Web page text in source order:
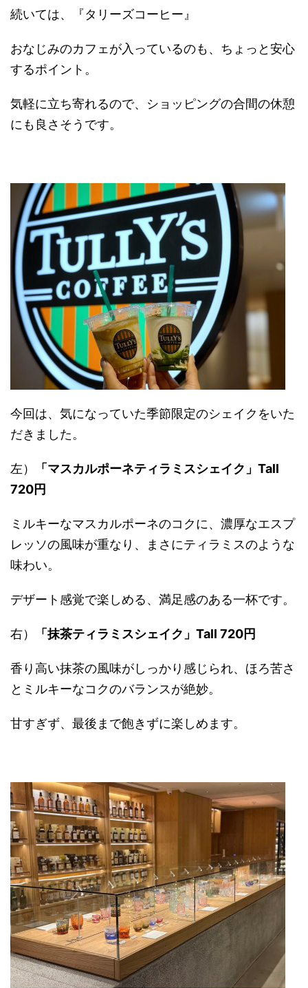
続いては、『タリーズコーヒー』
おなじみのカフェが入っているのも、ちょっと安心
するポイント。
気軽に立ち寄れるので、ショッピングの合間の休憩
にも良さそうです。
今回は、気になっていた季節限定のシェイクをいた
だきました。
左）
「マスカルポーネティラミスシェイク」Tall
720円
ミルキーなマスカルポーネのコクに、濃厚なエスプ
レッソの風味が重なり、まさにティラミスのような
味わい。
デザート感覚で楽しめる、満足感のある一杯です。
右） 「抹茶ティラミスシェイク」Tall 720円
香り高い抹茶の風味がしっかり感じられ、ほろ苦さ
とミルキーなコクのバランスが絶妙。
甘すぎず、最後まで飽きずに楽しめます。